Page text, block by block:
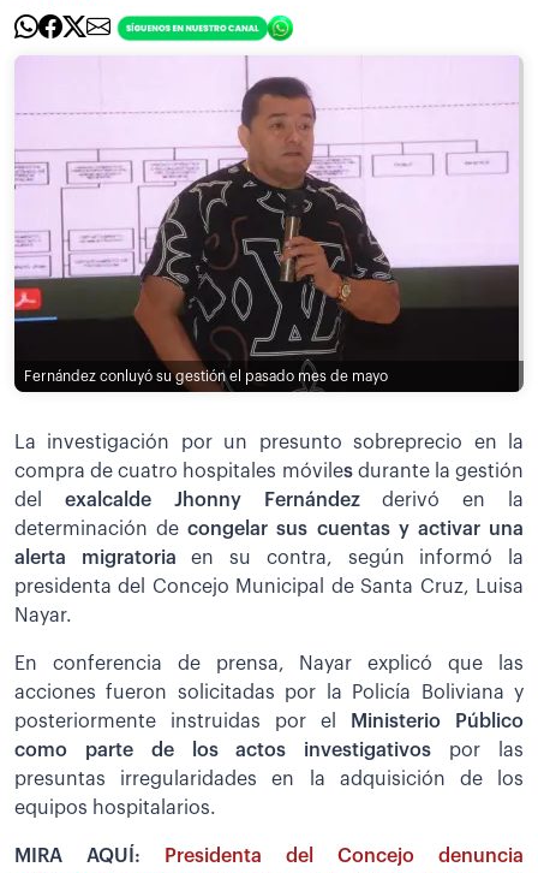
Fernández conluyó su gestión el pasado mes de mayo
La investigación por un presunto sobreprecio en la
compra de cuatro hospitales móvilesdurante la gestión
del exalcalde Jhonny Fernándezderivó en la
determinación decongelar sus cuentas y activar una
alerta migratoriaen su contra, según informó la
presidenta del Concejo Municipal de Santa Cruz, Luisa
Nayar.
En conferencia de prensa, Nayar explicó que las
acciones fueron solicitadas por la Policía Boliviana y
posteriormente instruidas por el
Ministerio Público
como parte de los actos investigativos por las
presuntas irregularidades en la adquisición de los
equipos hospitalarios.
MIRA AQUÍ:
Presidenta del Concejo denuncia